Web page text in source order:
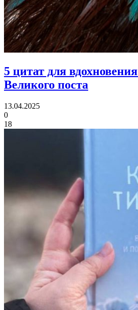
5 цитат для вдохновения
Великого поста
13.04.2025
0
18